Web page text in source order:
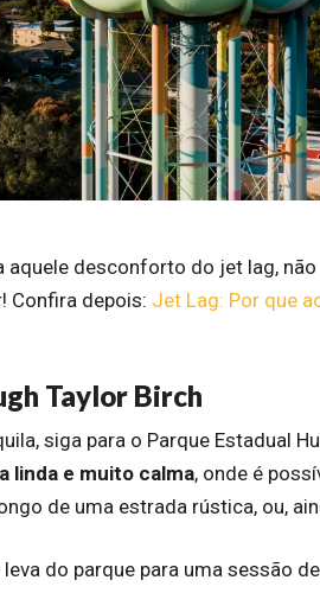
aquele desconforto do jet lag,
Confira depois: Jet Lag: Por que
Taylor Birch
siga para o Parque Estadual
linda e muito calma, onde é
de uma estrada rústica, ou,
do parque para uma sessão